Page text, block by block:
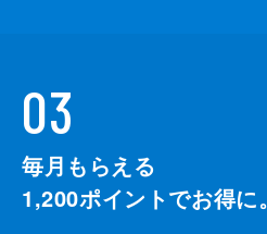
03
毎月もらえる
1,200ポイントでお得に。